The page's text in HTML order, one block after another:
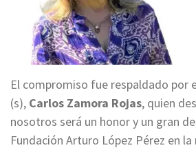
El compromiso fue respaldado por
(s), Carlos Zamora Rojas, quien
nosotros será un honor y un gran
Fundación Arturo López Pérez en